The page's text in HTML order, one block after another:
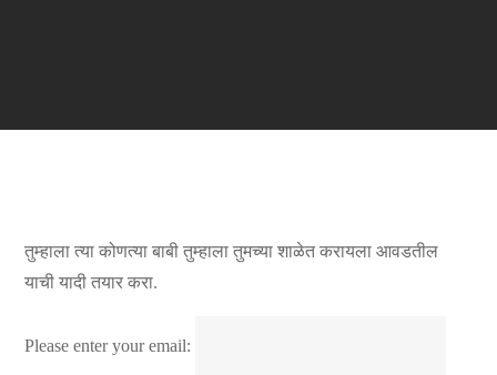
तुम्हाला त्या कोणत्या बाबी तुम्हाला तुमच्या शाळेत करायला आवडतील
याची यादी तयार करा.
Please enter your email: